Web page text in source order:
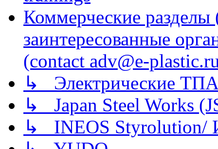
Коммерческие
заинтересованные
(contact adv@e-
↳ Электрические
↳ Japan Steel Works
↳ INEOS